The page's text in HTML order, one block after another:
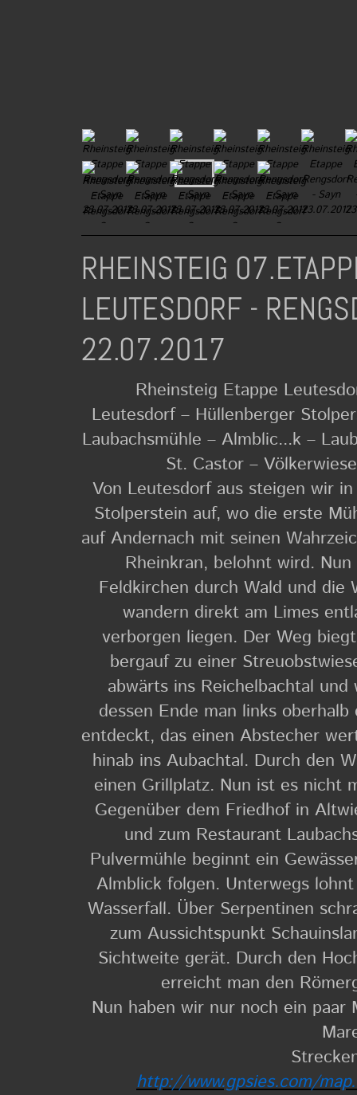
RHEINSTEIG
LEUTESDORF -
Rheinsteig Etappe
Leutesdorf – Hüllenberger
Laubachsmühle – Almblic...k –
St. Castor –
Von Leutesdorf aus steigen wir
Stolperstein auf, wo die erste
auf Andernach mit seinen
Rheinkran, belohnt wird.
Feldkirchen durch Wald und die
wandern direkt am Limes
verborgen liegen. Der Weg
bergauf zu einer
abwärts ins Reichelbachtal
dessen Ende man links
entdeckt, das einen Abstecher
hinab ins Aubachtal. Durch den
einen Grillplatz. Nun ist es nicht
Gegenüber dem Friedhof in
und zum Restaurant
Pulvermühle beginnt ein
Almblick folgen. Unterwegs
Wasserfall. Über Serpentinen
zum Aussichtspunkt
Sichtweite gerät. Durch den
erreicht man den
Nun haben wir nur noch ein
http://www.gpsies.com/